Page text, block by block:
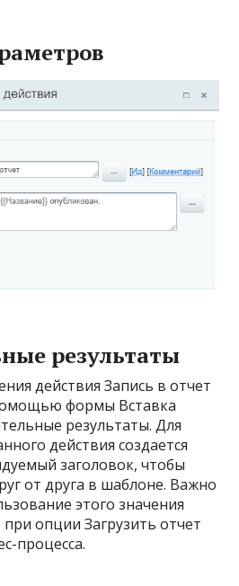
результаты
действия Запись в отчет
формы Вставка
результаты. Для
действия создается
заголовок, чтобы
от друга в шаблоне. Важно
этого значения
опции Загрузить отчет
процесса.